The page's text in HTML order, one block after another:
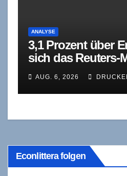
ANALYSE
3,1 Prozent über
sich das Reuters-
AUG. 6, 2026
Econlittera folgen